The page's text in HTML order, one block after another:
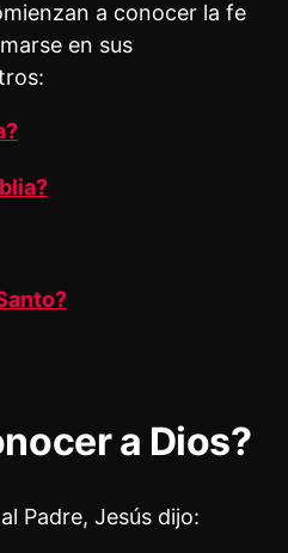
a conocer la fe
en sus
a Dios?
Padre, Jesús dijo: